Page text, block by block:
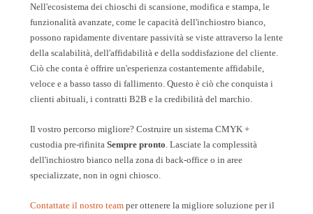
Nell'ecosistema dei chioschi di scansione, modifica e stampa, le
funzionalità avanzate, come le capacità dell'inchiostro bianco,
possono rapidamente diventare passività se viste attraverso la lente
della scalabilità, dell'affidabilità e della soddisfazione del cliente.
Ciò che conta è offrire un'esperienza costantemente affidabile,
veloce e a basso tasso di fallimento. Questo è ciò che conquista i
clienti abituali, i contratti B2B e la credibilità del marchio.
Il vostro percorso migliore? Costruire un sistema CMYK +
custodia pre-rifinita Sempre pronto . Lasciate la complessità
dell'inchiostro bianco nella zona di back-office o in aree
specializzate, non in ogni chiosco.
Contattate il nostro team per ottenere la migliore soluzione per il